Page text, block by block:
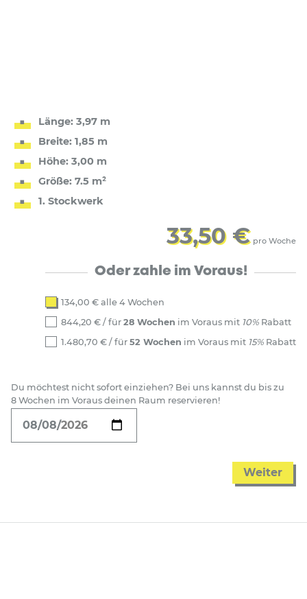
Länge: 3,97 m
Breite: 1,85 m
Höhe: 3,00 m
Größe: 7.5 m²
1. Stockwerk
33,50 € pro Woche
Oder zahle im Voraus!
134,00 € alle 4 Wochen
844,20 € / für 28 Wochen im Voraus mit 10% Rabatt
1.480,70 € / für 52 Wochen im Voraus mit 15% Rabatt
Du möchtest nicht sofort einziehen? Bei uns kannst du bis zu
8 Wochen im Voraus deinen Raum reservieren!
Weiter